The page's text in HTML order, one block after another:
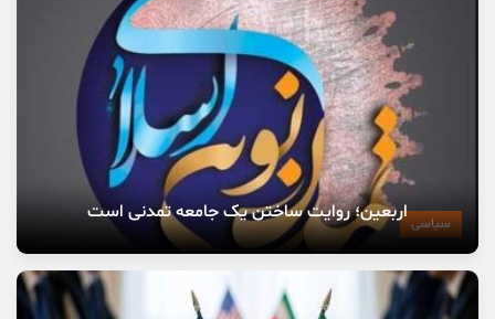
سیاسیاربعین؛ روایت ساختن یک جامعه تمدنی است